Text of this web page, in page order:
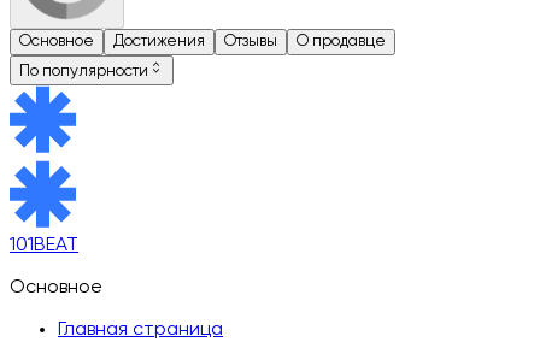
Основное Достижения Отзывы
О продавце
По популярности
101BEAT
Основное
Главная страница